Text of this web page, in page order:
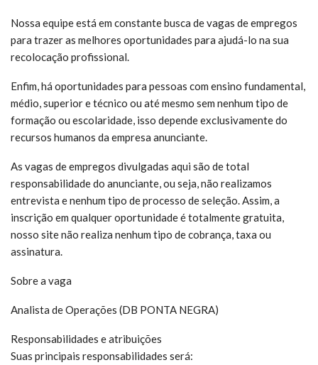
Nossa equipe está em constante busca de vagas de empregos
para trazer as melhores oportunidades para ajudá-lo na sua
recolocação profissional.
Enfim, há oportunidades para pessoas com ensino fundamental,
médio, superior e técnico ou até mesmo sem nenhum tipo de
formação ou escolaridade, isso depende exclusivamente do
recursos humanos da empresa anunciante.
As vagas de empregos divulgadas aqui são de total
responsabilidade do anunciante, ou seja, não realizamos
entrevista e nenhum tipo de processo de seleção. Assim, a
inscrição em qualquer oportunidade é totalmente gratuita,
nosso site não realiza nenhum tipo de cobrança, taxa ou
assinatura.
Sobre a vaga
Analista de Operações (DB PONTA NEGRA)
Responsabilidades e atribuições
Suas principais responsabilidades será: